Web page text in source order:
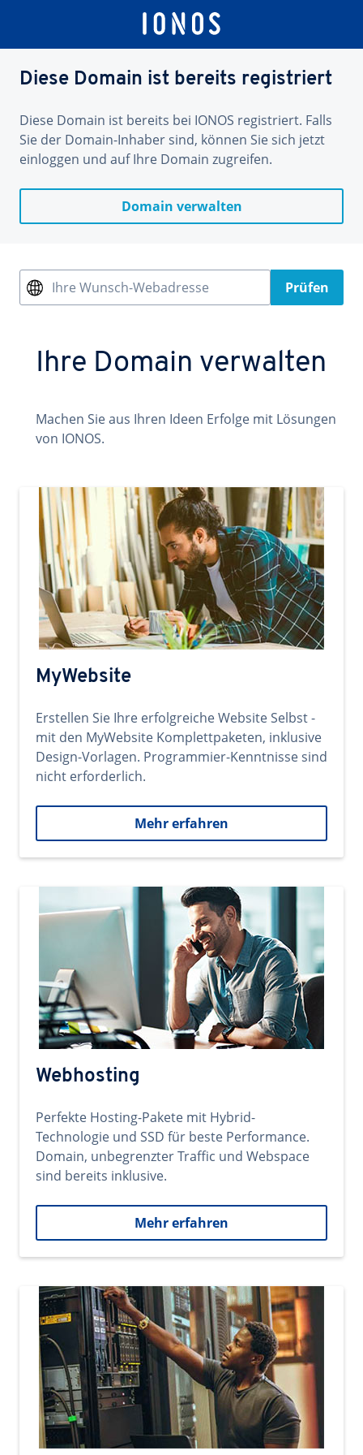
Diese Domain ist bereits registriert
Diese Domain ist bereits bei IONOS registriert. Falls
Sie der Domain-Inhaber sind, können Sie sich jetzt
einloggen und auf Ihre Domain zugreifen.
Domain verwalten
Ihre Wunsch-Webadresse Prüfen
Ihre Domain verwalten
Machen Sie aus Ihren Ideen Erfolge mit Lösungen
von IONOS.
MyWebsite
Erstellen Sie Ihre erfolgreiche Website Selbst -
mit den MyWebsite Komplettpaketen, inklusive
Design-Vorlagen. Programmier-Kenntnisse sind
nicht erforderlich.
Mehr erfahren
Webhosting
Perfekte Hosting-Pakete mit Hybrid-
Technologie und SSD für beste Performance.
Domain, unbegrenzter Traffic und Webspace
sind bereits inklusive.
Mehr erfahren